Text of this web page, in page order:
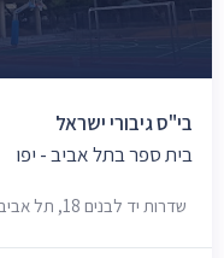
בי"ס גיבורי ישראל
בית ספר בתל אביב - יפו
שדרות יד לבנים 18, תל אביב-יפו